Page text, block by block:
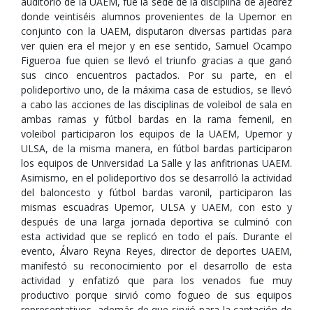
donde veintiséis alumnos provenientes de la Upemor en
conjunto con la UAEM, disputaron diversas partidas para
ver quien era el mejor y en ese sentido, Samuel Ocampo
Figueroa fue quien se llevó el triunfo gracias a que ganó
sus cinco encuentros pactados. Por su parte, en el
polideportivo uno, de la máxima casa de estudios, se llevó
a cabo las acciones de las disciplinas de voleibol de sala en
ambas ramas y fútbol bardas en la rama femenil, en
voleibol participaron los equipos de la UAEM, Upemor y
ULSA, de la misma manera, en fútbol bardas participaron
los equipos de Universidad La Salle y las anfitrionas UAEM.
Asimismo, en el polideportivo dos se desarrolló la actividad
del baloncesto y fútbol bardas varonil, participaron las
mismas escuadras Upemor, ULSA y UAEM, con esto y
después de una larga jornada deportiva se culminó con
esta actividad que se replicó en todo el país. Durante el
evento, Álvaro Reyna Reyes, director de deportes UAEM,
manifestó su reconocimiento por el desarrollo de esta
actividad y enfatizó que para los venados fue muy
productivo porque sirvió como fogueo de sus equipos